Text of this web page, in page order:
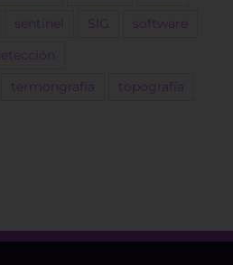
sentinel SIG software
termongrafía topografía